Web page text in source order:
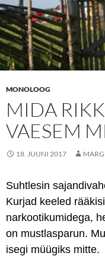
MONOLOOG
MIDA
VAESEM
18. JUUNI 2017
Suhtlesin
Kurjad keeled
narkootikumidega,
on mustlasparun.
isegi müügiks mitte.